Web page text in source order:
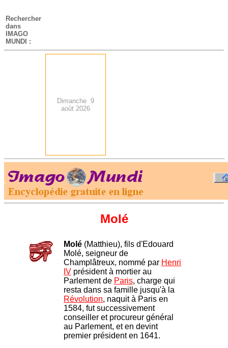
-
Rechercher
dans
IMAGO
MUNDI :
Dimanche 9
août 2026
.
Molé
Molé (Matthieu), fils d'Edouard
Molé, seigneur de
Champlâtreux, nommé par Henri
IV président à mortier au
Parlement de Paris, charge qui
resta dans sa famille jusqu'à la
Révolution, naquit à Paris en
1584, fut successivement
conseiller et procureur général
au Parlement, et en devint
premier président en 1641.